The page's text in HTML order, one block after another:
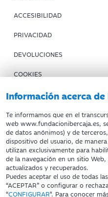
Información acerca
Te informamos que en el
web www.fundacionibercaja.es,
de datos anónimos) y de
dispositivo del usuario, de
utilizan exclusivamente para
de la navegación en un sitio
actualizados y recuperados.
Puedes aceptar el uso de todas
“ACEPTAR” o configurar o
“CONFIGURAR". Para conocer
ACCESIBILIDAD
PRIVACIDAD
DEVOLUCIONES
COOKIES
CONDICIONES DE COMPRA
IBERCAJA BANCO
Fundación Bancaria Ibercaja.
Inscrita en el Registro de
Cultura y Deporte con el nº
Domicilio social: Joaquín